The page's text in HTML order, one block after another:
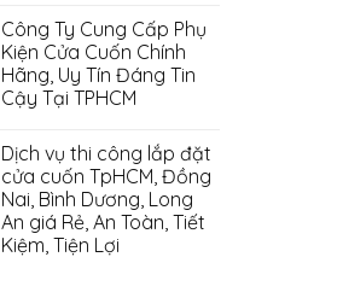
Công Ty Cung Cấp Phụ
Kiện Cửa Cuốn Chính
Hãng, Uy Tín Đáng Tin
Cậy Tại TPHCM
Dịch vụ thi công lắp đặt
cửa cuốn TpHCM, Đồng
Nai, Bình Dương, Long
An giá Rẻ, An Toàn, Tiết
Kiệm, Tiện Lợi